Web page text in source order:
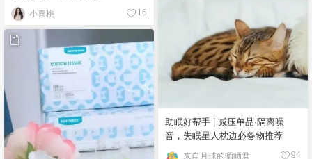
小喜桃 16
助眠好帮手 | 减压单品·隔离噪
音，失眠星人枕边必备物推荐
来自月球的晒晒君 94